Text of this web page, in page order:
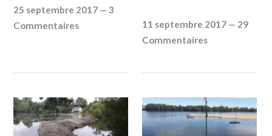
25 septembre 2017 —3
Commentaires
11 septembre 2017 — 29
Commentaires